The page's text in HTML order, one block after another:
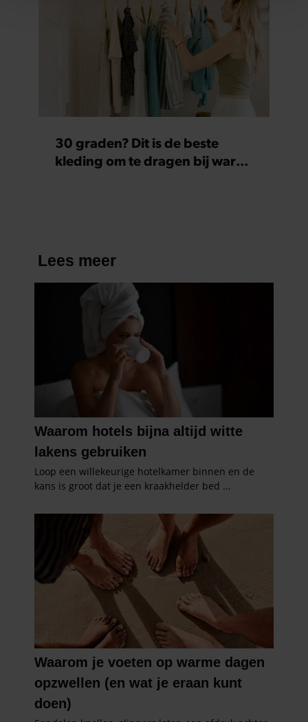
personaliseren, om functies voor social media te bieden
en om ons websiteverkeer te analyseren. Ook delen we
informatie over uw gebruik van onze site met onze
partners voor social media, adverteren en analyse. Deze
partners kunnen deze gegevens combineren met andere
informatie die u aan ze heeft verstrekt of die ze hebben
verzameld op basis van uw gebruik van hun services. U
gebruiken.30 graden? Dit is de beste
kleding om te dragen bij warm